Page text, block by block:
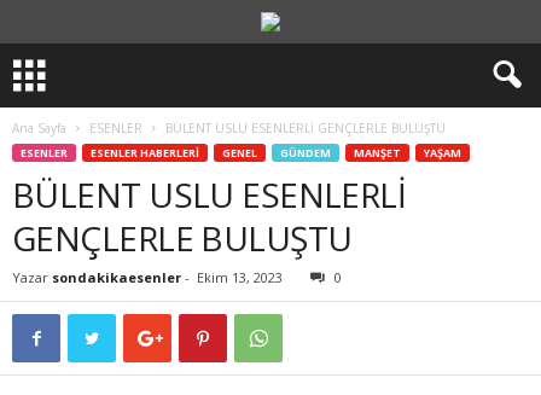
Ana Sayfa ESENLER BÜLENT USLU ESENLERLİ GENÇLERLE BULUŞTU
ESENLER ESENLER HABERLERİ GENEL GÜNDEM MANŞET YAŞAM
BÜLENT USLU ESENLERLİ
GENÇLERLE BULUŞTU
Yazar sondakikaesenler - Ekim 13, 2023 0